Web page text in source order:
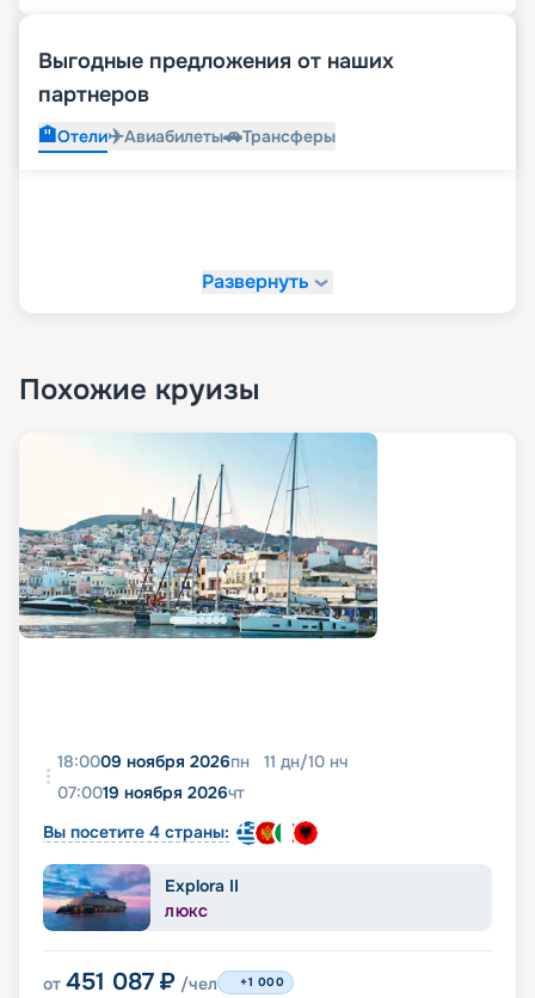
Выгодные предложения от наших
партнеров
🏨Отели✈️Авиабилеты🚗Трансферы
Развернуть
Похожие круизы
18:0009 ноября 2026пн 11 дн/10 нч
07:0019 ноября 2026чт
Вы посетите 4 страны:
Explora II
ЛЮКС
от 451 087 ₽ /чел +1 000